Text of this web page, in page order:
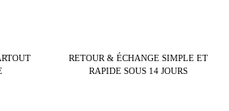
RETOUR & ÉCHANGE SIMPLE ET
RAPIDE SOUS 14 JOURS